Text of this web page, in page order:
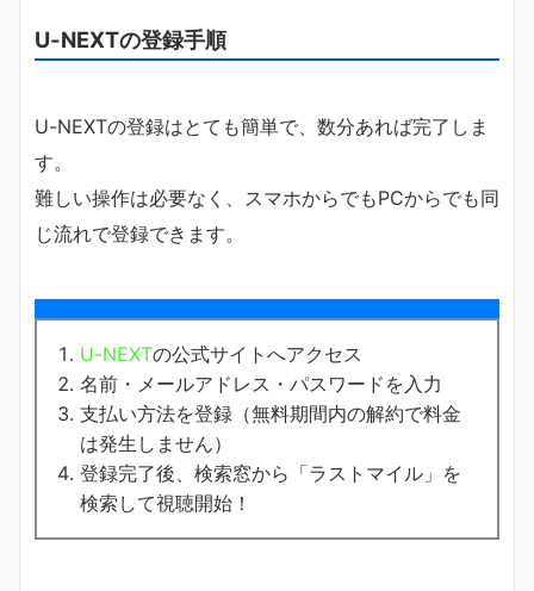
U-NEXTの登録手順
U-NEXTの登録はとても簡単で、数分あれば完了しま
す。
難しい操作は必要なく、スマホからでもPCからでも同
じ流れで登録できます。
U-NEXTの公式サイトへアクセス
名前・メールアドレス・パスワードを入力
支払い方法を登録（無料期間内の解約で料金
は発生しません）
登録完了後、検索窓から「ラストマイル」を
検索して視聴開始！